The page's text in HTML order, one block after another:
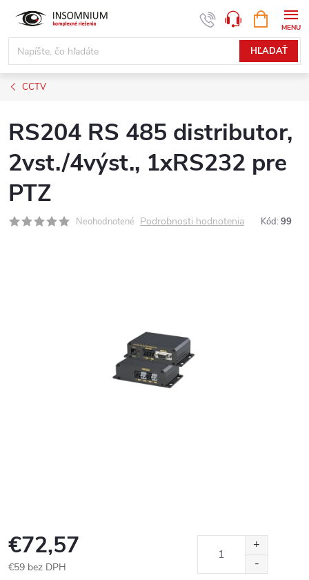
obsah
HĽADAŤ
KOŠÍK
CCTV
RS204 RS 485 distributor,
2vst./4výst., 1xRS232 pre
PTZ
Neohodnotené Podrobnosti hodnotenia Kód: 99
€72,57
€59 bez DPH
www.insomnium.sk - Chat